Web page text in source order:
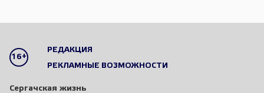
16+
РЕДАКЦИЯ
РЕКЛАМНЫЕ ВОЗМОЖНОСТИ
Сергачская жизнь